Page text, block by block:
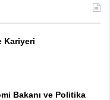
Kariyeri
Bakanı ve Politika